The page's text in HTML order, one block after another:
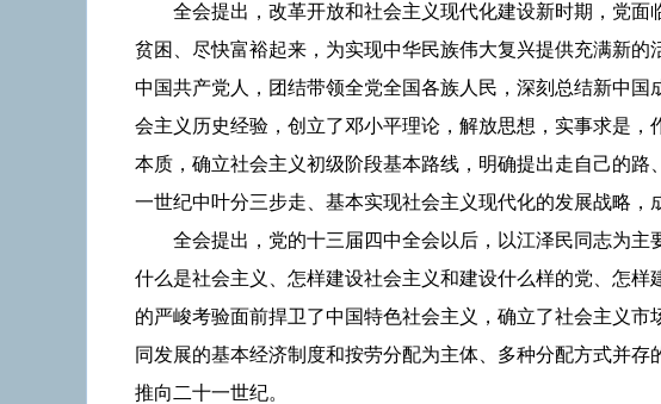
全会提出，改革开放和社会主义现代化建设新时期，党
贫困、尽快富裕起来，为实现中华民族伟大复兴提供充满新
中国共产党人，团结带领全党全国各族人民，深刻总结新中
会主义历史经验，创立了邓小平理论，解放思想，实事求是
本质，确立社会主义初级阶段基本路线，明确提出走自己的
一世纪中叶分三步走、基本实现社会主义现代化的发展战略，
全会提出，党的十三届四中全会以后，以江泽民同志为
什么是社会主义、怎样建设社会主义和建设什么样的党、怎
的严峻考验面前捍卫了中国特色社会主义，确立了社会主义
同发展的基本经济制度和按劳分配为主体、多种分配方式并
推向二十一世纪。